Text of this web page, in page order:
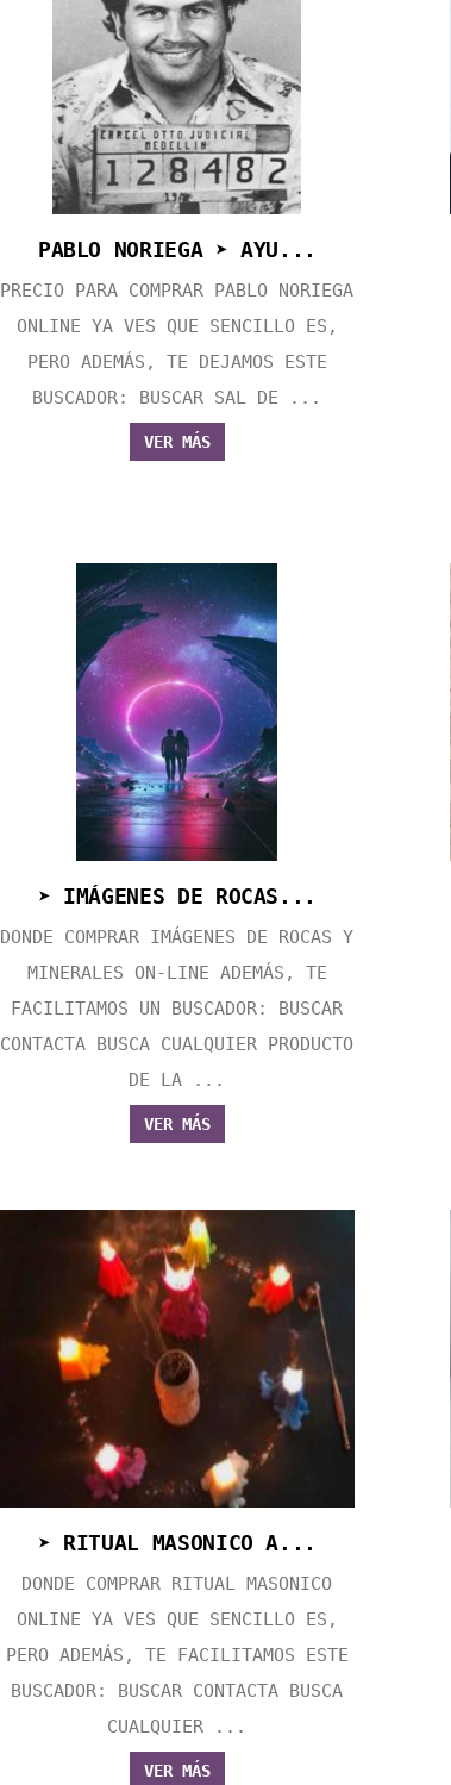
PABLO NORIEGA ➤ AYU...
PRECIO PARA COMPRAR PABLO NORIEGA
ONLINE YA VES QUE SENCILLO ES,
PERO ADEMÁS, TE DEJAMOS ESTE
BUSCADOR: BUSCAR SAL DE ...
VER MÁS
➤ IMÁGENES DE ROCAS...
DONDE COMPRAR IMÁGENES DE ROCAS Y
MINERALES ON-LINE ADEMÁS, TE
FACILITAMOS UN BUSCADOR: BUSCAR
CONTACTA BUSCA CUALQUIER PRODUCTO
DE LA ...
VER MÁS
➤ RITUAL MASONICO A...
DONDE COMPRAR RITUAL MASONICO
ONLINE YA VES QUE SENCILLO ES,
PERO ADEMÁS, TE FACILITAMOS ESTE
BUSCADOR: BUSCAR CONTACTA BUSCA
CUALQUIER ...
VER MÁS